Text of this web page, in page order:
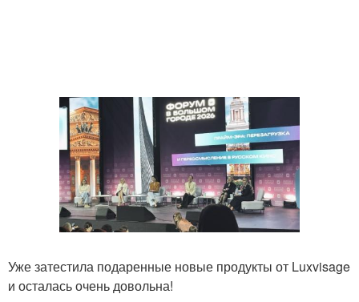
Уже затестила подаренные новые продукты от Luxvisage
и осталась очень довольна!